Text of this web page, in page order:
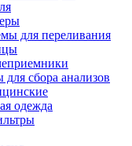
для переливания
сбора анализов
одежда